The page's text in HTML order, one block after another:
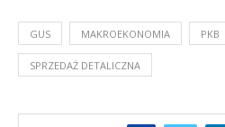
GUS MAKROEKONOMIA PKB
SPRZEDAŻ DETALICZNA